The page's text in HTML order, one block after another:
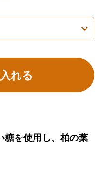
れる
糖を使用し、柏の葉